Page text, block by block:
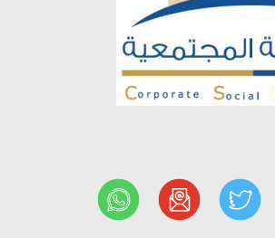
وزير الصناعة يبحث مع البرازيل و
الصين تعزيز الشراكات الصناعية
وجذب استثمارات جديدة إلى مصر
رغبات المرحلة الأولى.. والوزارة تدعو
الطلاب إلى سرعة التسجيل وعدم